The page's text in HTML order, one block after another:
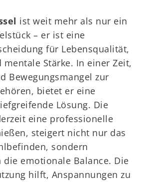
ist weit mehr als nur ein
– er ist eine
für Lebensqualität,
mentale Stärke. In einer Zeit,
Bewegungsmangel zur
bietet er eine
Lösung. Die
eine professionelle
steigert nicht nur das
sondern
die emotionale Balance. Die
hilft, Anspannungen zu